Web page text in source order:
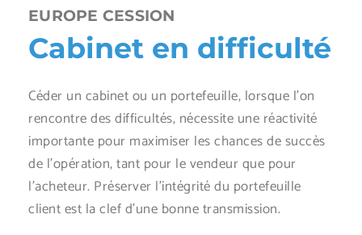
EUROPE CESSION
Cabinet en difficulté
Céder un cabinet ou un portefeuille, lorsque l’on
rencontre des difficultés, nécessite une réactivité
importante pour maximiser les chances de succès
de l’opération, tant pour le vendeur que pour
l’acheteur. Préserver l’intégrité du portefeuille
client est la clef d’une bonne transmission.